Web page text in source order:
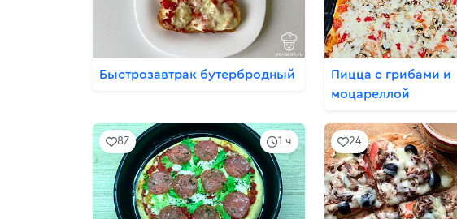
Быстрозавтрак бутербродный
Пицца с грибами и
моцареллой
1 ч
87 24